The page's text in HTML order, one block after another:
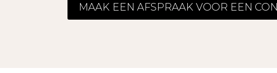
MAAK EEN AFSPRAAK VOOR EEN